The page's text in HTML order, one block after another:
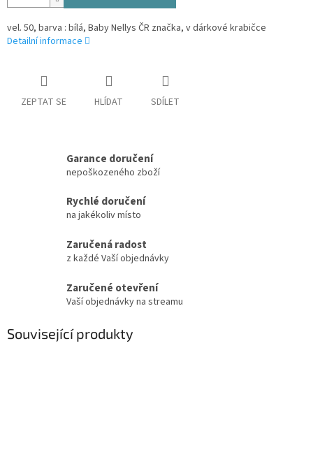
vel. 50, barva : bílá, Baby Nellys ČR značka, v dárkové krabičce
Detailní informace
ZEPTAT SE HLÍDAT SDÍLET
Garance doručení
nepoškozeného zboží
Rychlé doručení
na jakékoliv místo
Zaručená radost
z každé Vaší objednávky
Zaručené otevření
Vaší objednávky na streamu
Související produkty